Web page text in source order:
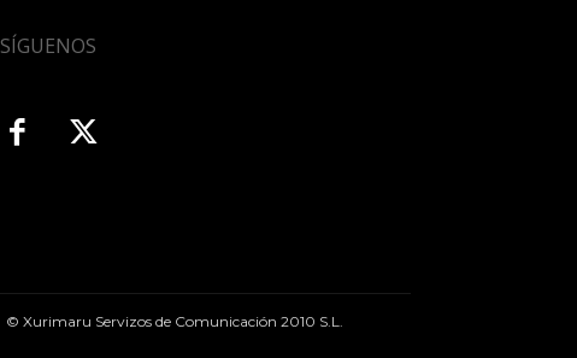
SÍGUENOS
© Xurimaru Servizos de Comunicación 2010 S.L.